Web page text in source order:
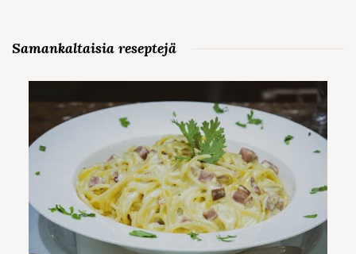
Samankaltaisia reseptejä